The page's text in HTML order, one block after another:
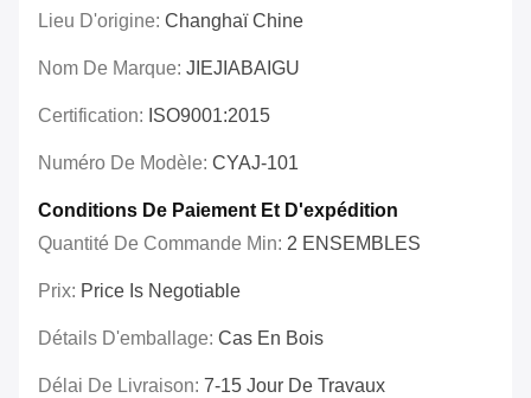
Lieu D'origine: Changhaï Chine
Nom De Marque: JIEJIABAIGU
Certification: ISO9001:2015
Numéro De Modèle: CYAJ-101
Conditions De Paiement Et D'expédition
Quantité De Commande Min: 2 ENSEMBLES
Prix: Price Is Negotiable
Détails D'emballage: Cas En Bois
Délai De Livraison: 7-15 Jour De Travaux